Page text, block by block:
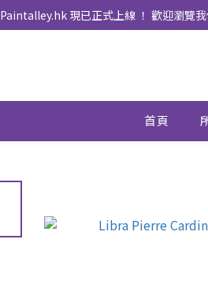
Paintalley.hk 現已正式上線 ！ 歡迎瀏覽
首頁